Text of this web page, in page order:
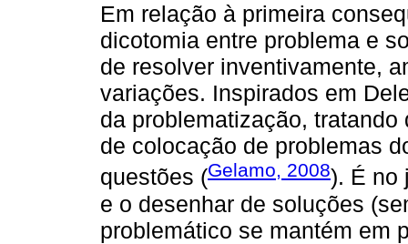
Em relação à primeira
dicotomia entre problema e
de resolver inventivamente,
variações. Inspirados em
da problematização,
de colocação de problemas
questões (Gelamo, 2008). É no
e o desenhar de soluções
problemático se mantém em